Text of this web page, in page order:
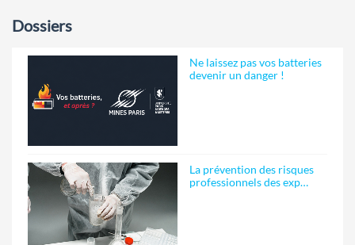
Dossiers
Ne laissez pas vos batteries
devenir un danger !
La prévention des risques
professionnels des exp…